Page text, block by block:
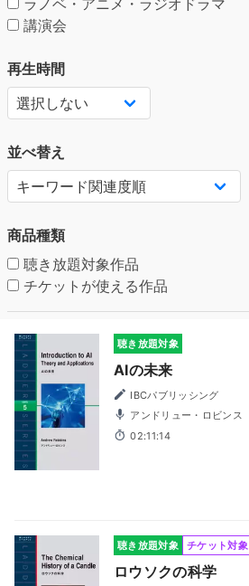
ラノベ・アニメ・ラジオドラマ
講演会
再生時間
並べ替え
商品種類
聴き放題対象作品
チケットが使える作品
聴き放題対象
AIの未来
IBCパブリッシング
アンドリュー・ロビンス
02:11:14
聴き放題対象 チケット対象
ロウソクの科学